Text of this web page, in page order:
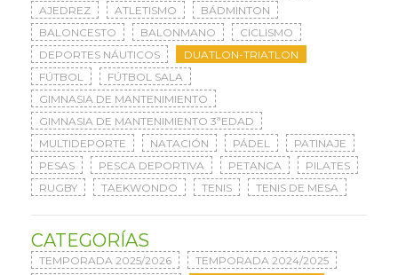
AJEDREZ
ATLETISMO
BÁDMINTON
BALONCESTO
BALONMANO
CICLISMO
DEPORTES NÁUTICOS
DUATLON-TRIATLON
FÚTBOL
FÚTBOL SALA
GIMNASIA DE MANTENIMIENTO
GIMNASIA DE MANTENIMIENTO 3ªEDAD
MULTIDEPORTE
NATACIÓN PÁDEL
PATINAJE
PESAS
PESCA DEPORTIVA PETANCA
PILATES
RUGBY
TAEKWONDO TENIS TENIS DE MESA
CATEGORÍAS
TEMPORADA 2025/2026
TEMPORADA 2024/2025